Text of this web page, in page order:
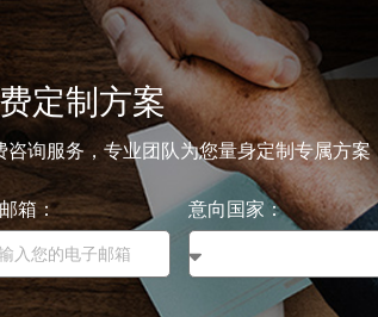
定制方案
询服务，专业团队为您量身定制专属方案
箱：
意向国家：